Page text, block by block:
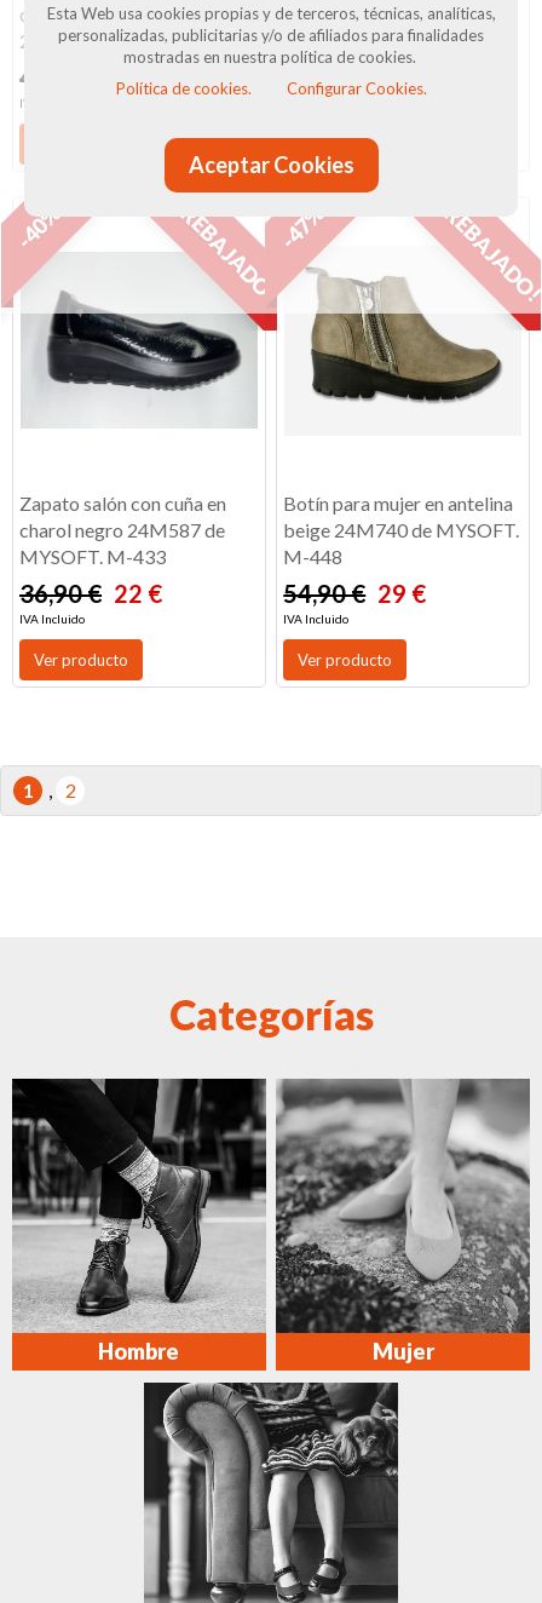
cremallera en marrón
25M575 de...
42,90 € 35 €
IVA Incluido
en taupe y granate con
elástico...
46,90 € 35 €
Ver producto
¡REBAJADO!
-40%
Zapato salón con cuña en
charol negro 24M587 de
MYSOFT. M-433
36,90 € 22 €
IVA Incluido
Ver producto
-47%
Botín para mujer en antelina
beige 24M740 de MYSOFT.
M-448
54,90 € 29 €
IVA Incluido
Ver producto
1 , 2
Categorías
Hombre Mujer
Esta Web usa cookies propias y de terceros, técnicas, analíticas,
personalizadas, publicitarias y/o de afiliados para finalidades
mostradas en nuestra política de cookies.
Política de cookies.
Configurar Cookies.
Aceptar Cookies